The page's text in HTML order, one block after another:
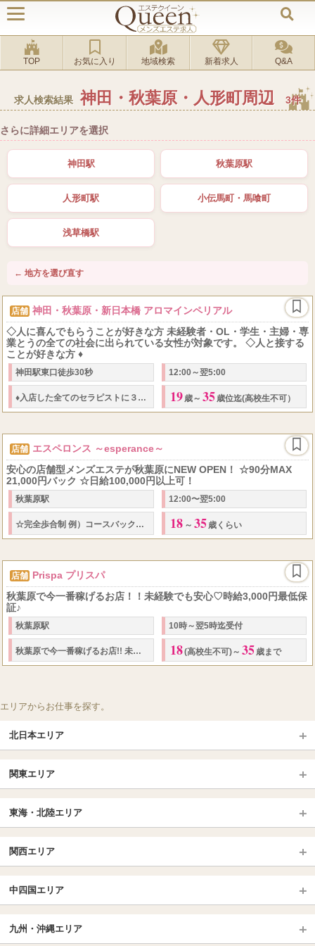
TOP お気に入り 地域検索 新着求人 Q&A
求人検索結果 神田・秋葉原・人形町周辺 3件
さらに詳細エリアを選択
神田駅 秋葉原駅
人形町駅 小伝馬町・馬喰町
浅草橋駅
← 地方を選び直す
店舗 神田・秋葉原・新日本橋 アロマインペリアル
◇人に喜んでもらうことが好きな方 未経験者・OL・学生・主婦・専
業とうの全ての社会に出られている女性が対象です。 ◇人と接する
ことが好きな方 ♦
神田駅東口徒歩30秒 12:00～翌5:00
♦入店した全てのセラピストに３日間は 90分12000円のお約束♦ 日給
19 歳～ 35 歳位迄(高校生不可）
店舗 エスペロンス ～esperance～
安心の店舗型メンズエステが秋葉原にNEW OPEN！ ☆90分MAX
21,000円バック ☆日給100,000円以上可！
秋葉原駅 12:00〜翌5:00
☆完全歩合制 例）コースバック 90 9,000 円～ コースバック
18 ～ 35 歳くらい
店舗 Prispa プリスパ
秋葉原で今一番稼げるお店！！未経験でも安心♡時給3,000円最低保
証♪
秋葉原駅 10時～翌5時迄受付
秋葉原で今一番稼げるお店!! 未経験でも安心♡ "時給 3,000円"最低保証
18(高校生不可)～ 35 歳まで
エリアからお仕事を探す。
北日本エリア
北海道（札幌・旭川・函館）
青森
岩手 (盛岡・北上)
福島 (いわき・郡山)
山形
長野・松本・上田
群馬（伊勢崎・高崎・前橋）
関東エリア
大宮・浦和・川口
越谷・春日部
千葉TOP
松戸・柏
池袋・大塚 新宿
東海・北陸エリア
愛知（名古屋）
岐阜県
北陸
名古屋TOP
関西エリア
京都駅・伏見区
烏丸御池駅
四条烏丸・河原町・祇園四条
中四国エリア
広島 岡山
九州・沖縄エリア